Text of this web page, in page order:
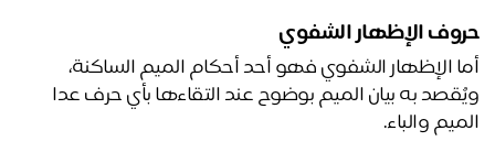
الإظهار الشفوي
أما الإظهار الشفوي فهو أحد أحكام الميم الساكنة،
ويُقصد به بيان الميم بوضوح عند التقاءها بأي حرف عدا
والباء.